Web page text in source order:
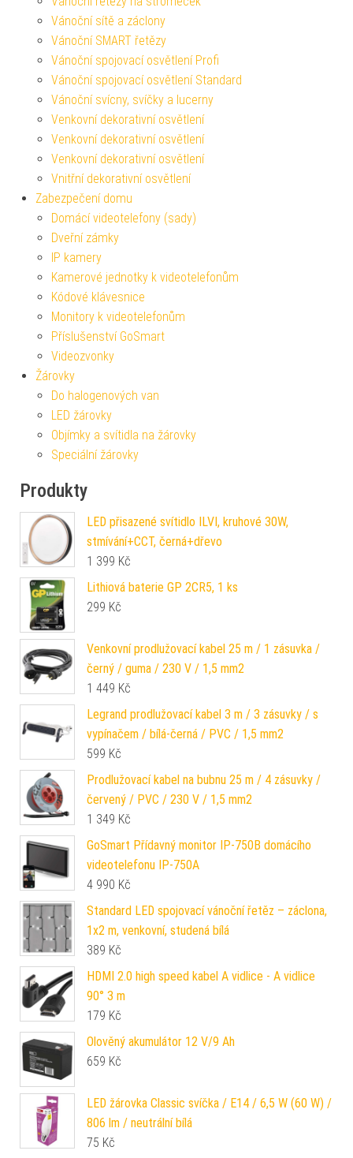
Vánoční sítě a záclony
Vánoční SMART řetězy
Vánoční spojovací osvětlení Profi
Vánoční spojovací osvětlení Standard
Vánoční svícny, svíčky a lucerny
Venkovní dekorativní osvětlení
Venkovní dekorativní osvětlení
Venkovní dekorativní osvětlení
Vnitřní dekorativní osvětlení
Zabezpečení domu
Domácí videotelefony (sady)
Dveřní zámky
IP kamery
Kamerové jednotky k videotelefonům
Kódové klávesnice
Monitory k videotelefonům
Příslušenství GoSmart
Videozvonky
Žárovky
Do halogenových van
LED žárovky
Objímky a svítidla na žárovky
Speciální žárovky
Produkty
LED přisazené svítidlo ILVI, kruhové 30W,
stmívání+CCT, černá+dřevo
1 399 Kč
Lithiová baterie GP 2CR5, 1 ks
299 Kč
Venkovní prodlužovací kabel 25 m / 1 zásuvka /
černý / guma / 230 V / 1,5 mm2
1 449 Kč
Legrand prodlužovací kabel 3 m / 3 zásuvky / s
vypínačem / bílá-černá / PVC / 1,5 mm2
599 Kč
Prodlužovací kabel na bubnu 25 m / 4 zásuvky /
červený / PVC / 230 V / 1,5 mm2
1 349 Kč
GoSmart Přídavný monitor IP-750B domácího
videotelefonu IP-750A
4 990 Kč
Standard LED spojovací vánoční řetěz – záclona,
1x2 m, venkovní, studená bílá
389 Kč
HDMI 2.0 high speed kabel A vidlice - A vidlice
90° 3 m
179 Kč
Olověný akumulátor 12 V/9 Ah
659 Kč
LED žárovka Classic svíčka / E14 / 6,5 W (60 W) /
806 lm / neutrální bílá
75 Kč